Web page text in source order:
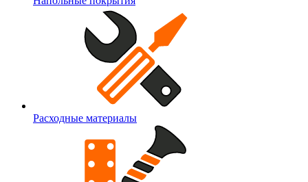
Расходные материалы